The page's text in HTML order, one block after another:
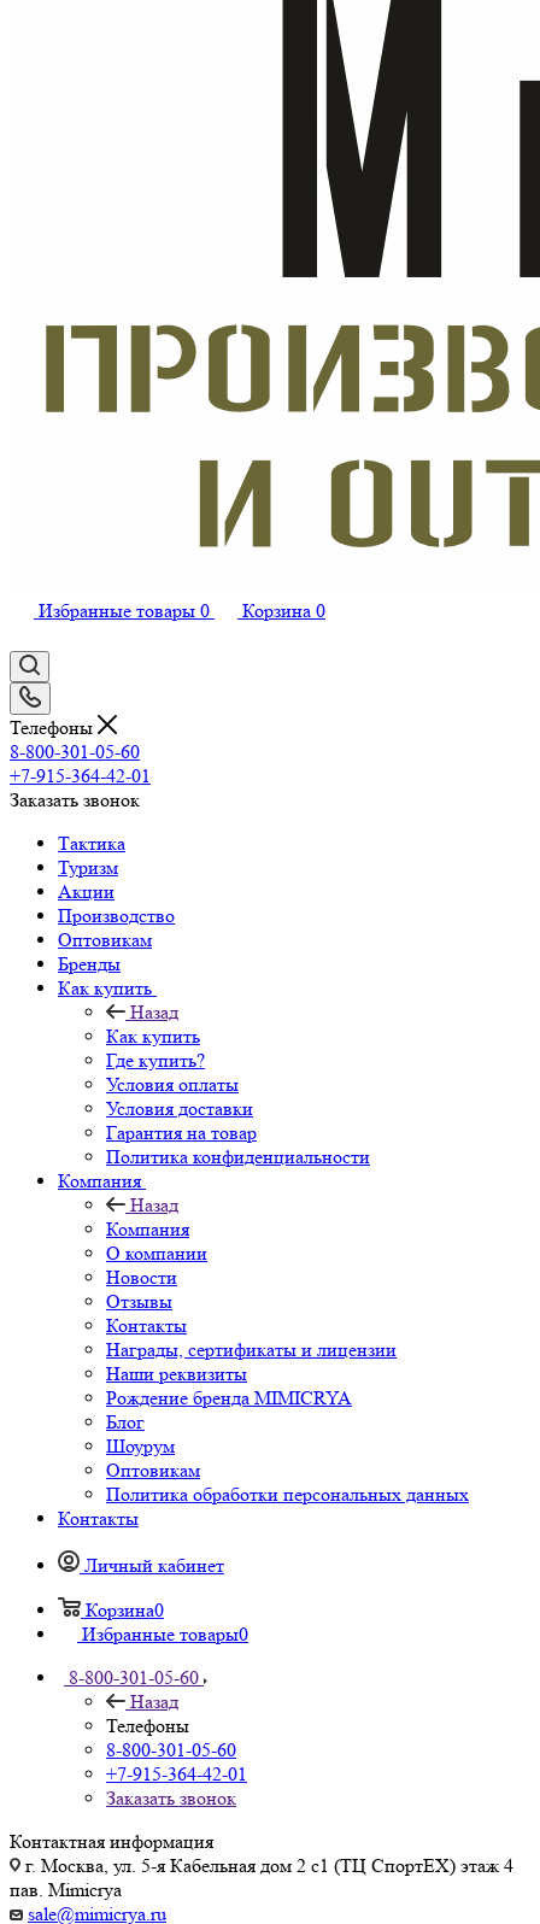
Избранные товары 0 Корзина 0
Телефоны
8-800-301-05-60
+7-915-364-42-01
Заказать звонок
Тактика
Туризм
Акции
Производство
Оптовикам
Бренды
Как купить
Назад
Как купить
Где купить?
Условия оплаты
Условия доставки
Гарантия на товар
Политика конфиденциальности
Компания
Назад
Компания
О компании
Новости
Отзывы
Контакты
Награды, сертификаты и лицензии
Наши реквизиты
Рождение бренда MIMICRYA
Блог
Шоурум
Оптовикам
Политика обработки персональных данных
Контакты
Личный кабинет
Корзина0
Избранные товары0
8-800-301-05-60
Назад
Телефоны
8-800-301-05-60
+7-915-364-42-01
Заказать звонок
Контактная информация
г. Москва, ул. 5-я Кабельная дом 2 с1 (ТЦ СпортEX) этаж 4
пав. Mimicrya
sale@mimicrya.ru